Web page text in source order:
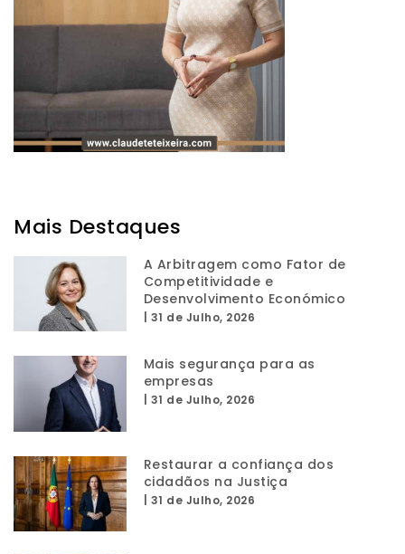
Mais Destaques
A Arbitragem como Fator de
Competitividade e
Desenvolvimento Económico
31 de Julho, 2026
Mais segurança para as
empresas
31 de Julho, 2026
Restaurar a confiança dos
cidadãos na Justiça
31 de Julho, 2026